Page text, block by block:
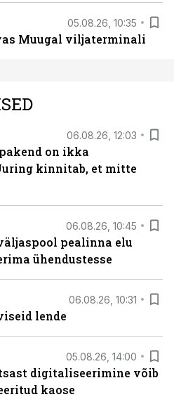
05.08.26, 10:35
Muugal viljaterminali
06.08.26, 12:03
on ikka
kinnitab, et mitte
06.08.26, 10:45
pealinna elu
ühendustesse
06.08.26, 10:31
lende
05.08.26, 14:00
digitaliseerimine võib
kaose